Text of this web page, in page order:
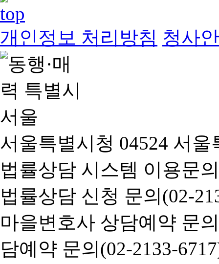
개인정보 처리방침 청사
서울특별시청 04524 서
법률상담 시스템 이용문
법률상담 신청 문의(02-
마을변호사 상담예약 문
담예약 문의(02-2133-